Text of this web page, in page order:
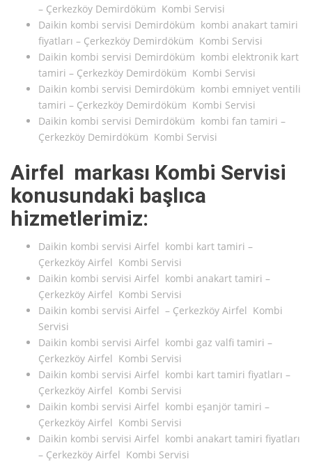
– Çerkezköy Demirdöküm Kombi Servisi
Daikin kombi servisi Demirdöküm kombi anakart tamiri
fiyatları – Çerkezköy Demirdöküm Kombi Servisi
Daikin kombi servisi Demirdöküm kombi elektronik kart
tamiri – Çerkezköy Demirdöküm Kombi Servisi
Daikin kombi servisi Demirdöküm kombi emniyet ventili
tamiri – Çerkezköy Demirdöküm Kombi Servisi
Daikin kombi servisi Demirdöküm kombi fan tamiri –
Çerkezköy Demirdöküm Kombi Servisi
Airfel markası Kombi Servisi
konusundaki başlıca
hizmetlerimiz:
Daikin kombi servisi Airfel kombi kart tamiri –
Çerkezköy Airfel Kombi Servisi
Daikin kombi servisi Airfel kombi anakart tamiri –
Çerkezköy Airfel Kombi Servisi
Daikin kombi servisi Airfel – Çerkezköy Airfel Kombi
Servisi
Daikin kombi servisi Airfel kombi gaz valfi tamiri –
Çerkezköy Airfel Kombi Servisi
Daikin kombi servisi Airfel kombi kart tamiri fiyatları –
Çerkezköy Airfel Kombi Servisi
Daikin kombi servisi Airfel kombi eşanjör tamiri –
Çerkezköy Airfel Kombi Servisi
Daikin kombi servisi Airfel kombi anakart tamiri fiyatları
– Çerkezköy Airfel Kombi Servisi